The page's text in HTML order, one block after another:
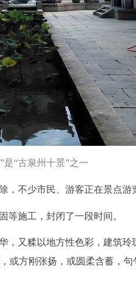
是“古泉州十景”之一
，不少市民、游客正在景点游
等施工，封闭了一段时间。
，又糅以地方性色彩，建筑
方刚张扬，或圆柔含蓄，